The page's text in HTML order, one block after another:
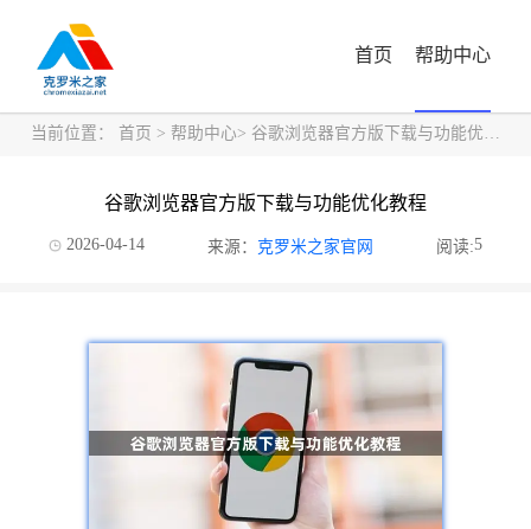
首页 帮助中心
当前位置： 首页 > 帮助中心> 谷歌浏览器官方版下载与功能优化教程
谷歌浏览器官方版下载与功能优化教程
2026-04-14 来源： 克罗米之家官网 阅读:5